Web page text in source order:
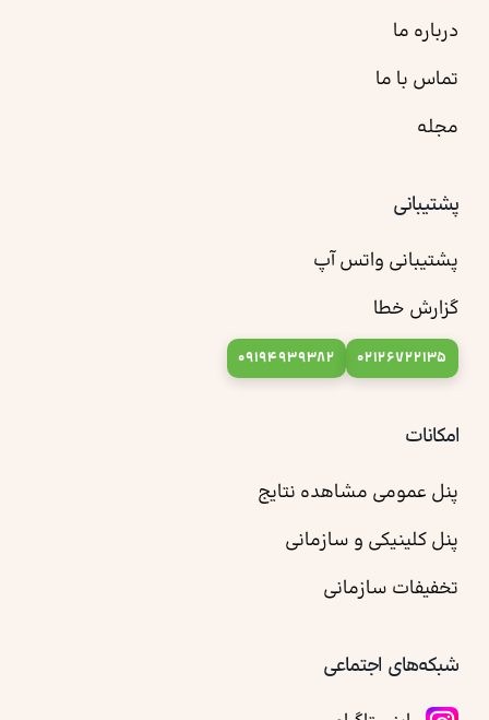
درباره ما
تماس با ما
مجله
پشتیبانی
پشتیبانی واتس آپ
گزارش خطا
02126722135
09194939382
امکانات
پنل عمومی مشاهده نتایج
پنل کلینیکی و سازمانی
تخفیفات سازمانی
شبکه‌های اجتماعی